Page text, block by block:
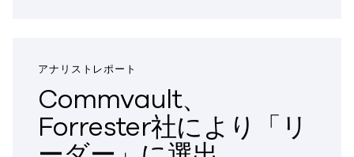
アナリストレポート
Commvault、
Forrester社により「リ